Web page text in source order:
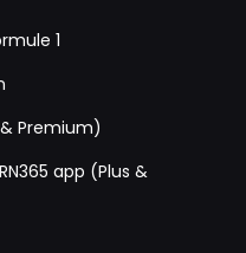
1
Premium)
app (Plus &